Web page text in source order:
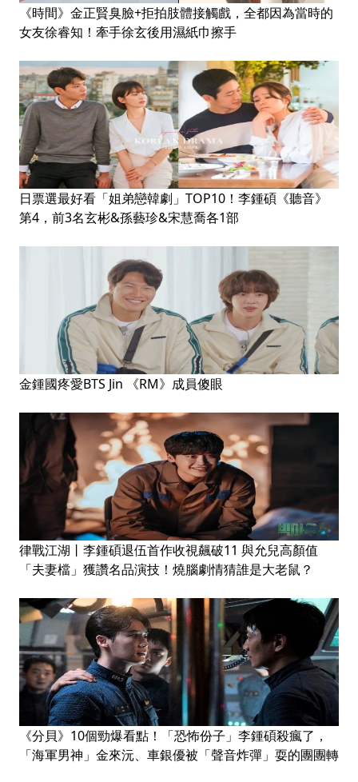
《時間》金正賢臭臉+拒拍肢體接觸戲，全都因為當時的
女友徐睿知！牽手徐玄後用濕紙巾擦手
日票選最好看「姐弟戀韓劇」TOP10！李鍾碩《聽音》
第4，前3名玄彬&孫藝珍&宋慧喬各1部
金鍾國疼愛BTS Jin 《RM》成員傻眼
律戰江湖丨李鍾碩退伍首作收視飆破11 與允兒高顏值
「夫妻檔」獲讚名品演技！燒腦劇情猜誰是大老鼠？
《分貝》10個勁爆看點！「恐怖份子」李鍾碩殺瘋了，
「海軍男神」金來沅、車銀優被「聲音炸彈」耍的團團轉